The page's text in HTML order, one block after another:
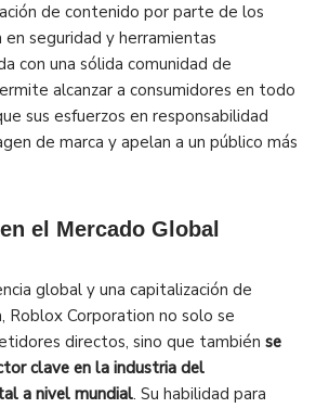
de contenido por parte de los
en seguridad y herramientas
con una sólida comunidad de
alcanzar a consumidores en todo
sus esfuerzos en responsabilidad
de marca y apelan a un público más
el Mercado Global
global y una capitalización de
Roblox Corporation no solo se
directos, sino que también se
clave en la industria del
a nivel mundial. Su habilidad para